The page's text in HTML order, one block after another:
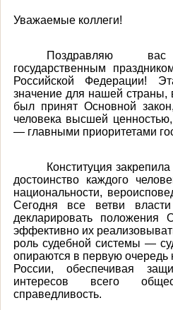
Уважаемые коллеги!
Поздравляю
государственным
Российской Федерации!
значение для нашей страны,
был принят Основной
человека высшей
— главными приоритетами
Конституция
достоинство каждого
национальности,
Сегодня все ветви
декларировать положения
эффективно их
роль судебной системы —
опираются в первую очередь
России, обеспечивая
интересов всего
справедливость.